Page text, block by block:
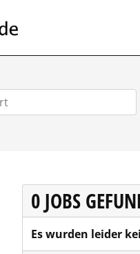
0 JOBS
Es wurden leider